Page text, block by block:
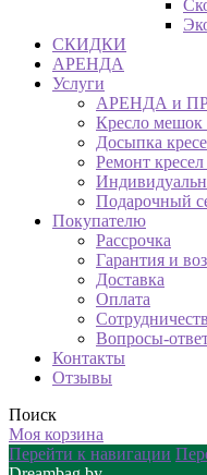
СКИДКИ
АРЕНДА
Услуги
АРЕНДА и
Кресло
Досыпка
Ремонт
Подарочный
Покупателю
Рассрочка
Гарантия и
Доставка
Оплата
Вопросы-
Контакты
Отзывы
Поиск
Моя корзина
Перейти к навигации